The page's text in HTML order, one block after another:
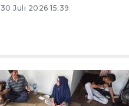
30 Juli 2026 15:39